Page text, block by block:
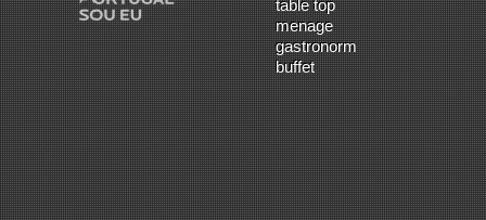
table top
menage
gastronorm
buffet